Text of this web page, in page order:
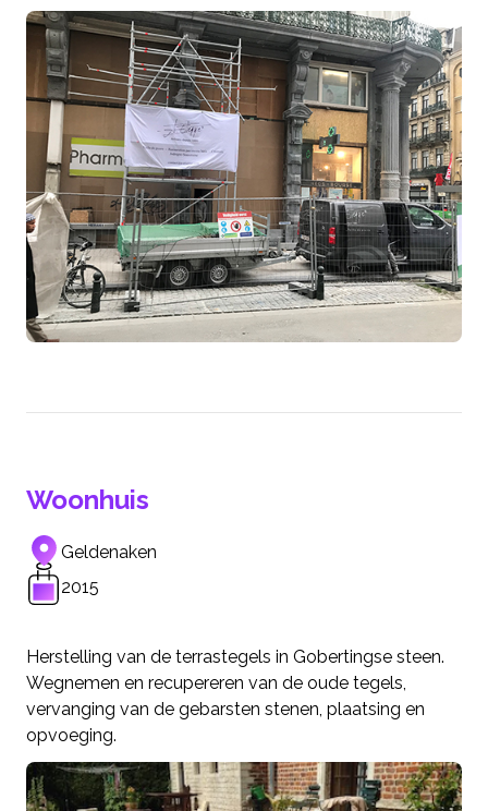
Woonhuis
Geldenaken
2015
Herstelling van de terrastegels in Gobertingse steen.
Wegnemen en recupereren van de oude tegels,
vervanging van de gebarsten stenen, plaatsing en
opvoeging.